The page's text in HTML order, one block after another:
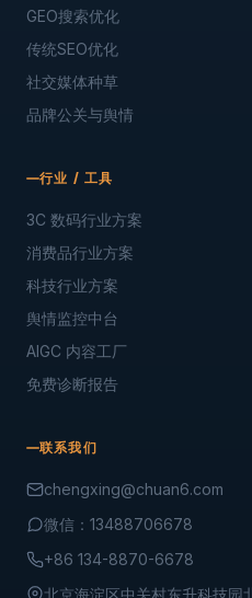
GEO搜索优化
传统SEO优化
社交媒体种草
品牌公关与舆情
行业 / 工具
3C 数码行业方案
消费品行业方案
科技行业方案
舆情监控中台
AIGC 内容工厂
免费诊断报告
联系我们
chengxing@chuan6.com
微信：13488706678
+86 134-8870-6678
北京海淀区中关村东升科技园